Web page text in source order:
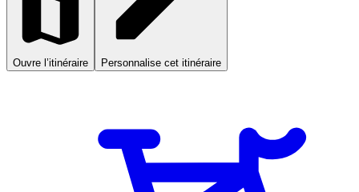
Ouvre l’itinéraire Personnalise cet itinéraire